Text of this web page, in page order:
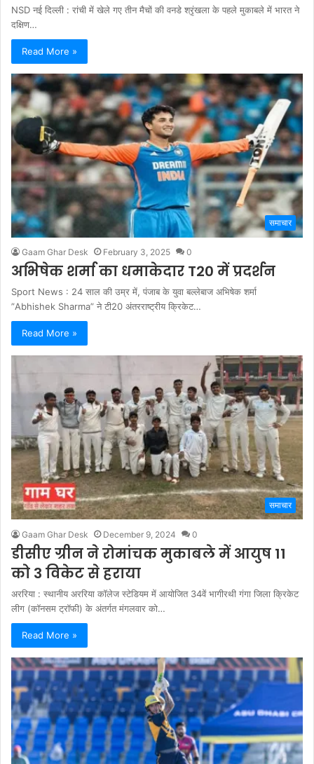
NSD नई दिल्ली : रांची में खेले गए तीन मैचों की वनडे श्रृंखला के पहले मुकाबले में भारत ने
दक्षिण…
Read More »
समाचार
Gaam Ghar Desk February 3, 2025 0
अभिषेक शर्मा का धमाकेदार T20 में प्रदर्शन
Sport News : 24 साल की उम्र में, पंजाब के युवा बल्लेबाज अभिषेक शर्मा
”Abhishek Sharma” ने टी20 अंतरराष्ट्रीय क्रिकेट…
Read More »
समाचार
Gaam Ghar Desk December 9, 2024 0
डीसीए ग्रीन ने रोमांचक मुकाबले में आयुष 11
को 3 विकेट से हराया
अररिया : स्थानीय अररिया कॉलेज स्टेडियम में आयोजित 34वें भागीरथी गंगा जिला क्रिकेट
लीग (कॉनसम ट्रॉफी) के अंतर्गत मंगलवार को…
Read More »